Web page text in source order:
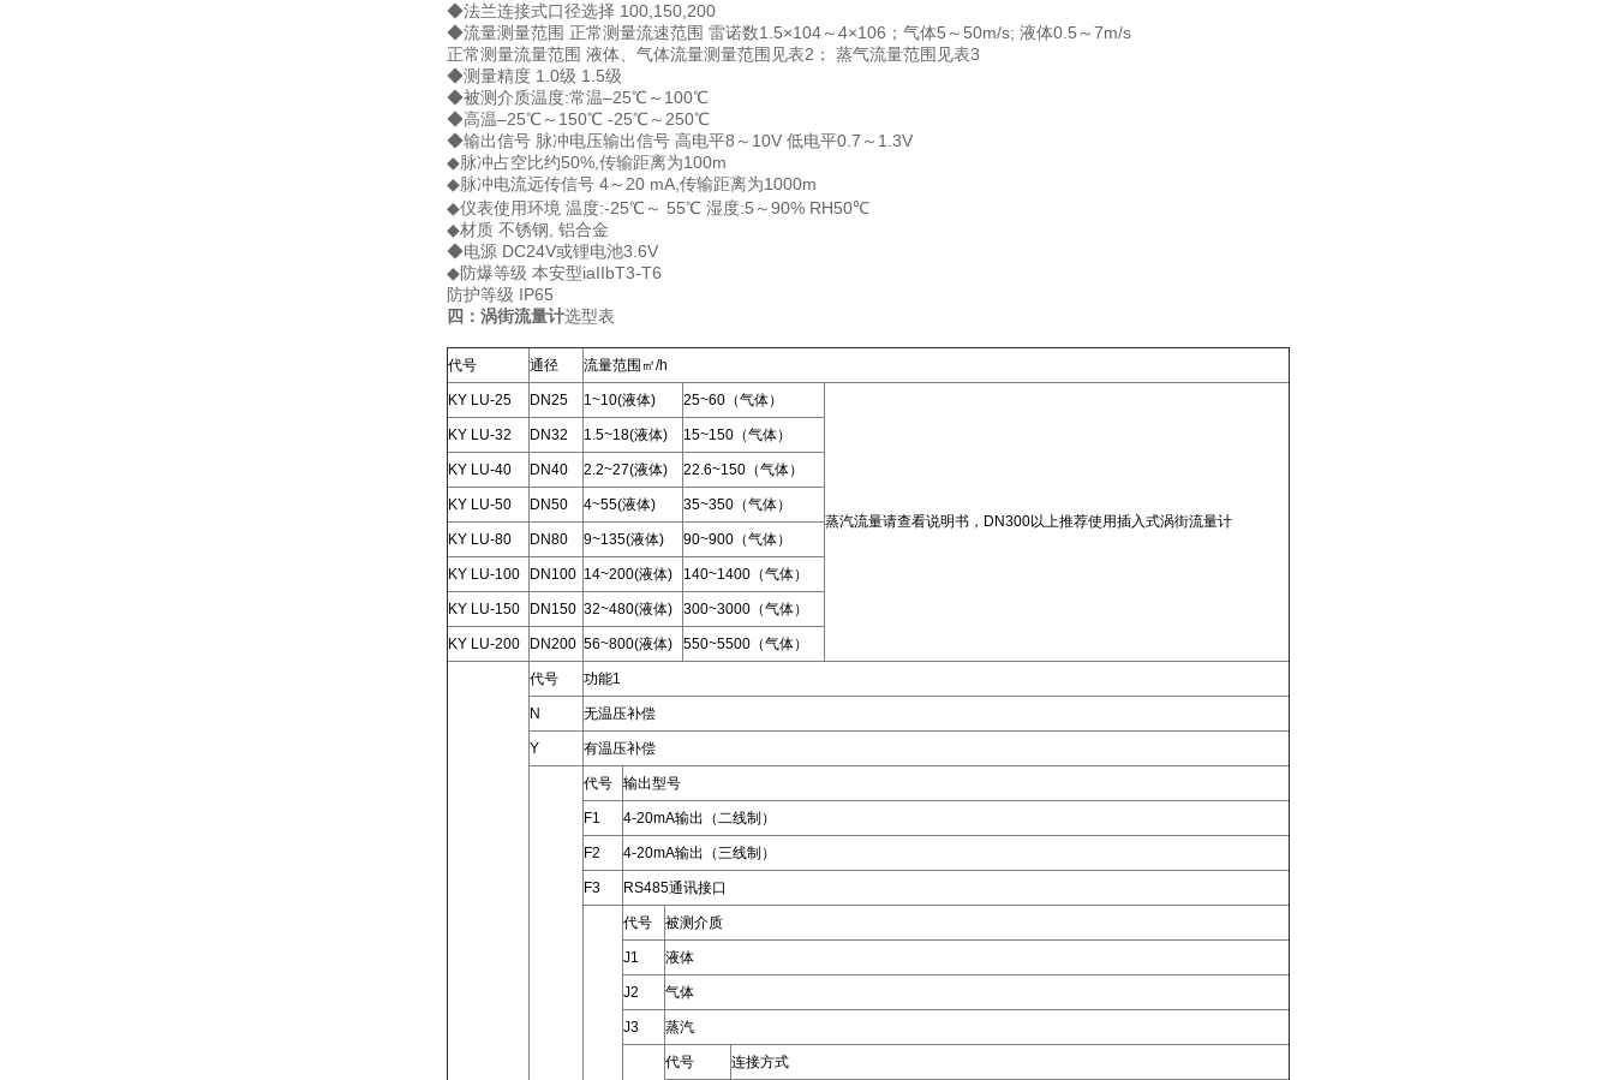
◆法兰连接式口径选择 100,150,200
◆流量测量范围 正常测量流速范围 雷诺数1.5×104～4×106；气体5～50m/s; 液体0.5～7m/s
正常测量流量范围 液体、气体流量测量范围见表2； 蒸气流量范围见表3
◆测量精度 1.0级 1.5级
◆被测介质温度:常温–25℃～100℃
◆高温–25℃～150℃ -25℃～250℃
◆输出信号 脉冲电压输出信号 高电平8～10V 低电平0.7～1.3V
◆脉冲占空比约50%,传输距离为100m
◆脉冲电流远传信号 4～20 mA,传输距离为1000m
◆仪表使用环境 温度:-25℃～ 55℃ 湿度:5～90% RH50℃
◆材质 不锈钢, 铝合金
◆电源 DC24V或锂电池3.6V
◆防爆等级 本安型iaIIbT3-T6
防护等级 IP65
四：涡街流量计选型表
代号 通径 流量范围㎡/h
KY LU-25 DN25 1~10(液体) 25~60（气体）
蒸汽流量请查看说明书，DN300以上推荐使用插入式涡街流量计
KY LU-32 DN32 1.5~18(液体) 15~150（气体）
KY LU-40 DN40 2.2~27(液体) 22.6~150（气体）
KY LU-50 DN50 4~55(液体) 35~350（气体）
KY LU-80 DN80 9~135(液体) 90~900（气体）
KY LU-100 DN100 14~200(液体) 140~1400（气体）
KY LU-150 DN150 32~480(液体) 300~3000（气体）
KY LU-200 DN200 56~800(液体) 550~5500（气体）
代号 功能1
N 无温压补偿
Y 有温压补偿
代号 输出型号
F1 4-20mA输出（二线制）
F2 4-20mA输出（三线制）
F3 RS485通讯接口
代号 被测介质
J1 液体
J2 气体
J3 蒸汽
代号 连接方式